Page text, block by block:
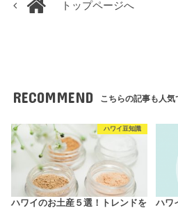
トップページへ
RECOMMEND こちらの記事も人気
ハワイ豆知識
ハワイのお土産５選！トレンドを
ハワ